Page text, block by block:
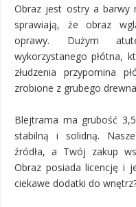
Obraz jest ostry a barwy
sprawiają, że obraz
oprawy. Dużym
wykorzystanego płótna,
złudzenia przypomina
zrobione z grubego
Blejtrama ma grubość
stabilną i solidną.
źródła, a Twój zakup
Obraz posiada licencję i
ciekawe dodatki do